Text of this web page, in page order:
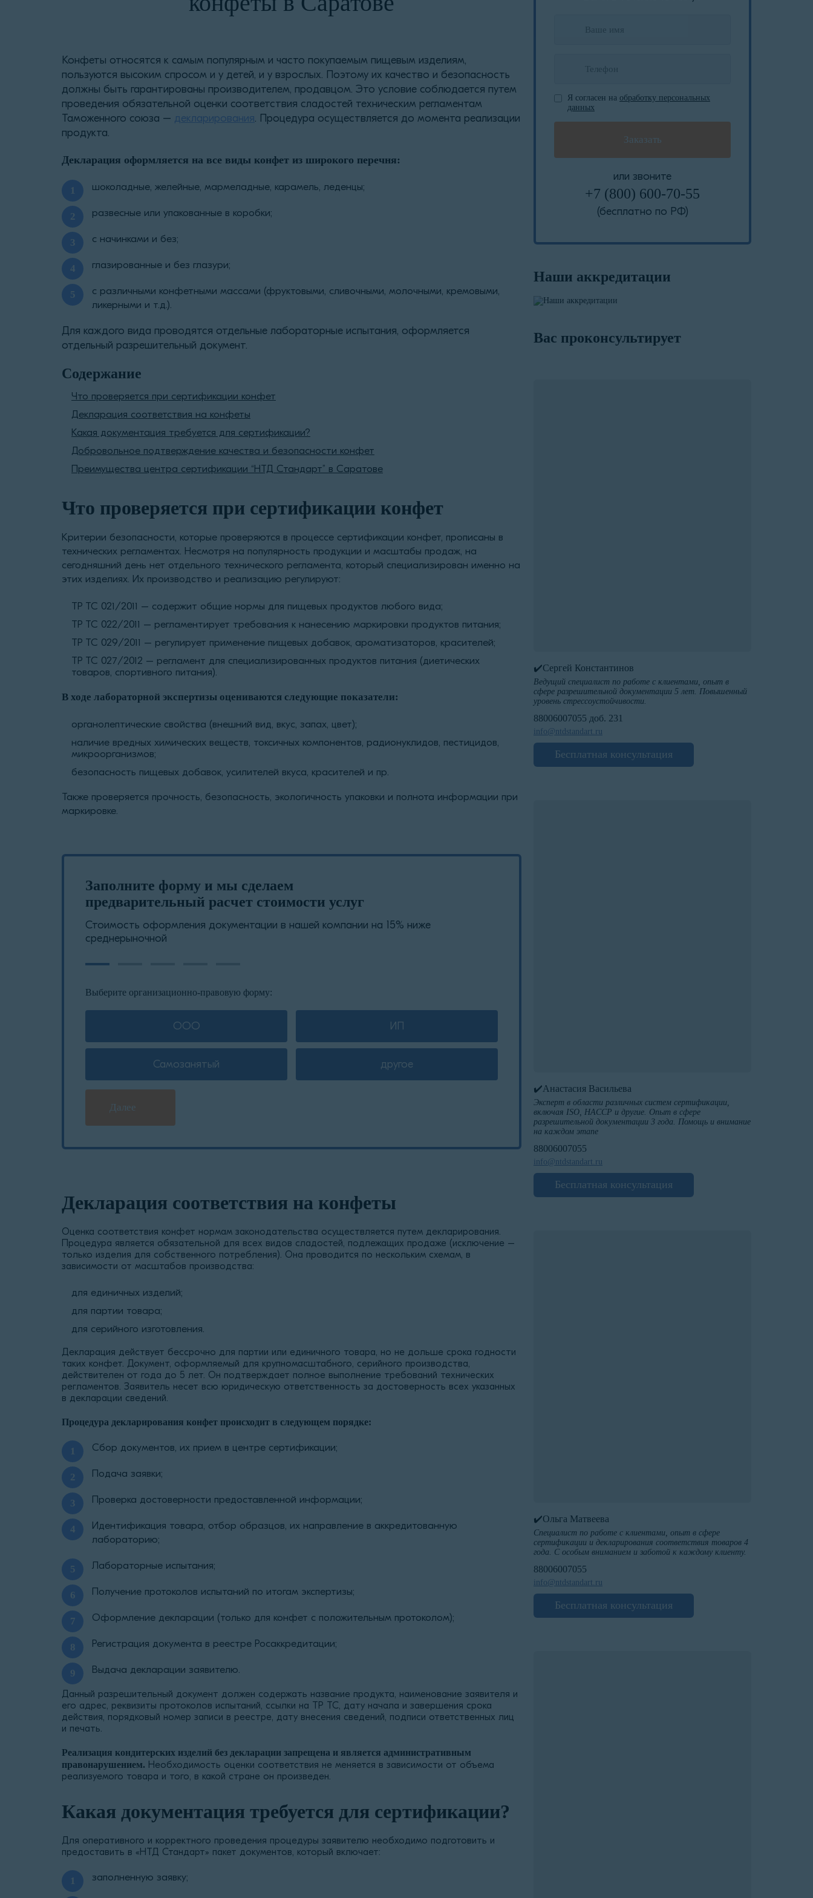
Конфеты относятся к самым популярным и часто покупаемым пищевым изделиям,
пользуются высоким спросом и у детей, и у взрослых. Поэтому их качество и безопасность
должны быть гарантированы производителем, продавцом. Это условие соблюдается путем
проведения обязательной оценки соответствия сладостей техническим регламентам
Таможенного союза – декларирования. Процедура осуществляется до момента реализации
продукта.
Декларация оформляется на все виды конфет из широкого перечня:
шоколадные, желейные, мармеладные, карамель, леденцы;
развесные или упакованные в коробки;
с начинками и без;
глазированные и без глазури;
с различными конфетными массами (фруктовыми, сливочными, молочными, кремовыми,
ликерными и т.д.).
Для каждого вида проводятся отдельные лабораторные испытания, оформляется
отдельный разрешительный документ.
Содержание
Что проверяется при сертификации конфет
Декларация соответствия на конфеты
Какая документация требуется для сертификации?
Добровольное подтверждение качества и безопасности конфет
Преимущества центра сертификации “НТД Стандарт” в Саратове
Что проверяется при сертификации конфет
Критерии безопасности, которые проверяются в процессе сертификации конфет, прописаны в
технических регламентах. Несмотря на популярность продукции и масштабы продаж, на
сегодняшний день нет отдельного технического регламента, который специализирован именно на
этих изделиях. Их производство и реализацию регулируют:
ТР ТС 021/2011 – содержит общие нормы для пищевых продуктов любого вида;
ТР ТС 022/2011 – регламентирует требования к нанесению маркировки продуктов питания;
ТР ТС 029/2011 – регулирует применение пищевых добавок, ароматизаторов, красителей;
ТР ТС 027/2012 – регламент для специализированных продуктов питания (диетических
товаров, спортивного питания).
В ходе лабораторной экспертизы оцениваются следующие показатели:
органолептические свойства (внешний вид, вкус, запах, цвет);
наличие вредных химических веществ, токсичных компонентов, радионуклидов, пестицидов,
микроорганизмов;
безопасность пищевых добавок, усилителей вкуса, красителей и пр.
Также проверяется прочность, безопасность, экологичность упаковки и полнота информации при
маркировке.
Заполните форму и мы сделаем
предварительный расчет стоимости услуг
Стоимость оформления документации в нашей компании на 15% ниже
среднерыночной
Выберите организационно-правовую форму:
ООО ИП
Самозанятый другое
Далее
Декларация соответствия на конфеты
Оценка соответствия конфет нормам законодательства осуществляется путем декларирования.
Процедура является обязательной для всех видов сладостей, подлежащих продаже (исключение –
только изделия для собственного потребления). Она проводится по нескольким схемам, в
зависимости от масштабов производства:
для единичных изделий;
для партии товара;
для серийного изготовления.
Декларация действует бессрочно для партии или единичного товара, но не дольше срока годности
таких конфет. Документ, оформляемый для крупномасштабного, серийного производства,
действителен от года до 5 лет. Он подтверждает полное выполнение требований технических
регламентов. Заявитель несет всю юридическую ответственность за достоверность всех указанных
в декларации сведений.
Процедура декларирования конфет происходит в следующем порядке:
Сбор документов, их прием в центре сертификации;
Подача заявки;
Проверка достоверности предоставленной информации;
Идентификация товара, отбор образцов, их направление в аккредитованную
лабораторию;
Лабораторные испытания;
Получение протоколов испытаний по итогам экспертизы;
Оформление декларации (только для конфет с положительным протоколом);
Регистрация документа в реестре Росаккредитации;
Выдача декларации заявителю.
Данный разрешительный документ должен содержать название продукта, наименование заявителя и
его адрес, реквизиты протоколов испытаний, ссылки на ТР ТС, дату начала и завершения срока
действия, порядковый номер записи в реестре, дату внесения сведений, подписи ответственных лиц
и печать.
Реализация кондитерских изделий без декларации запрещена и является административным
правонарушением. Необходимость оценки соответствия не меняется в зависимости от объема
реализуемого товара и того, в какой стране он произведен.
Какая документация требуется для сертификации?
Для оперативного и корректного проведения процедуры заявителю необходимо подготовить и
предоставить в «НТД Стандарт» пакет документов, который включает:
заполненную заявку;
Я согласен на обработку персональных
данных
или звоните
+7 (800) 600-70-55
(бесплатно по РФ)
Наши аккредитации
Вас проконсультирует
✔️Сергей Константинов
Ведущий специалист по работе с клиентами, опыт в
сфере разрешительной документации 5 лет. Повышенный
уровень стрессоустойчивости.
88006007055 доб. 231
info@ntdstandart.ru
Бесплатная консультация
✔️Анастасия Васильева
Эксперт в области различных систем сертификации,
включая ISO, HACCP и другие. Опыт в сфере
разрешительной документации 3 года. Помощь и внимание
на каждом этапе
88006007055
info@ntdstandart.ru
Бесплатная консультация
✔️Ольга Матвеева
Специалист по работе с клиентами, опыт в сфере
сертификации и декларирования соответствия товаров 4
года. С особым вниманием и заботой к каждому клиенту.
88006007055
info@ntdstandart.ru
Бесплатная консультация